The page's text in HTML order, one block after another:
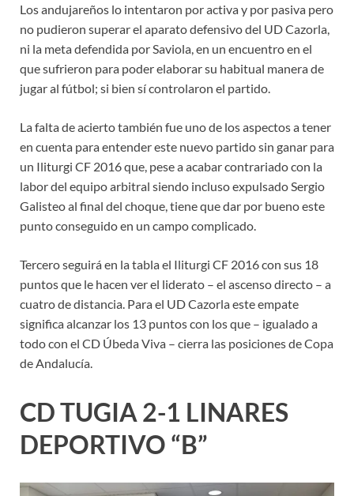
Los andujareños lo intentaron por activa y por pasiva pero
no pudieron superar el aparato defensivo del UD Cazorla,
ni la meta defendida por Saviola, en un encuentro en el
que sufrieron para poder elaborar su habitual manera de
jugar al fútbol; si bien sí controlaron el partido.
La falta de acierto también fue uno de los aspectos a tener
en cuenta para entender este nuevo partido sin ganar para
un Iliturgi CF 2016 que, pese a acabar contrariado con la
labor del equipo arbitral siendo incluso expulsado Sergio
Galisteo al final del choque, tiene que dar por bueno este
punto conseguido en un campo complicado.
Tercero seguirá en la tabla el Iliturgi CF 2016 con sus 18
puntos que le hacen ver el liderato – el ascenso directo – a
cuatro de distancia. Para el UD Cazorla este empate
significa alcanzar los 13 puntos con los que – igualado a
todo con el CD Úbeda Viva – cierra las posiciones de Copa
de Andalucía.
CD TUGIA 2-1 LINARES
DEPORTIVO “B”